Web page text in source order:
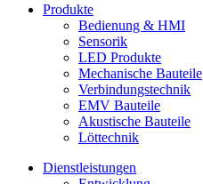
Produkte
Bedienung & HMI
Sensorik
LED Produkte
Mechanische Bauteile
Verbindungstechnik
EMV Bauteile
Akustische Bauteile
Löttechnik
Dienstleistungen